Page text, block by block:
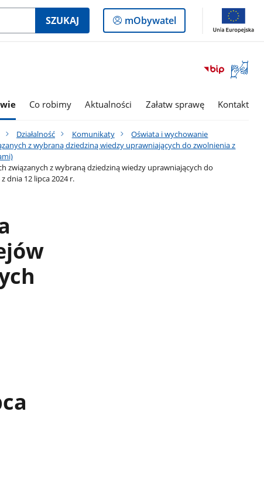
SZUKAJ
Logowanie
do
mObywatel
Otwórz
okno
Co robimy Aktualności Załatw sprawę Kontakt
Działalność Komunikaty
Oświata i wychowanie
z wybraną dziedziną wiedzy uprawniających do zwolnienia z
z wybraną dziedziną wiedzy uprawniających do
dnia 12 lipca 2024 r.